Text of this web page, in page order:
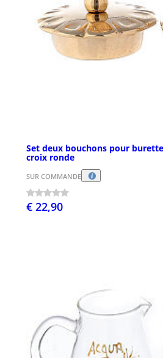
Set deux bouchons pour
croix ronde
SUR COMMANDE
€ 22,90